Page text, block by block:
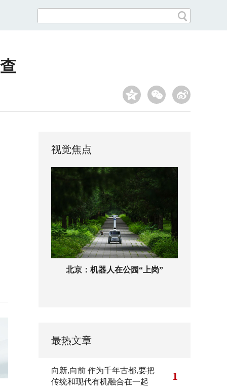
视觉焦点
北京：机器人在公园“上岗”
最热文章
向新,向前 作为千年古都,要把
传统和现代有机融合在一起
1